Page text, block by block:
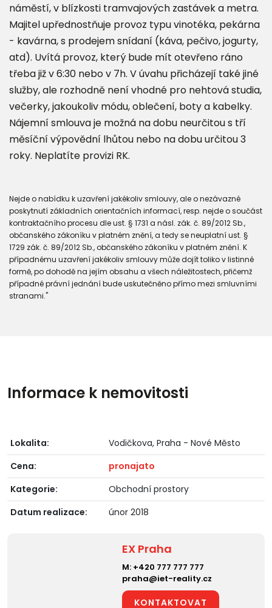
náměstí, v blízkosti tramvajových zastávek a metra.
Majitel upřednostňuje provoz typu vinotéka, pekárna
- kavárna, s prodejem snídaní (káva, pečivo, jogurty,
atd). Uvítá provoz, který bude mít otevřeno ráno
třeba již v 6:30 nebo v 7h. V úvahu přicházejí také jiné
služby, ale rozhodně není vhodné pro nehtová studia,
večerky, jakoukoliv módu, oblečení, boty a kabelky.
Nájemní smlouva je možná na dobu neurčitou s tří
měsíční výpovědní lhůtou nebo na dobu určitou 3
roky. Neplatíte provizi RK.
Nejde o nabídku k uzavření jakékoliv smlouvy, ale o nezávazné
poskytnutí základních orientačních informací, resp. nejde o součást
kontraktačního procesu dle ust. § 1731 a násl. zák. č. 89/2012 Sb.,
občanského zákoníku v platném znění, a tedy se neuplatní ust. §
1729 zák. č. 89/2012 Sb., občanského zákoníku v platném znění. K
případnému uzavření jakékoliv smlouvy může dojít toliko v listinné
formě, po dohodě na jejím obsahu a všech náležitostech, přičemž
případné právní jednání bude uskutečněno přímo mezi smluvními
stranami."
Informace k nemovitosti
Lokalita:
Vodičkova, Praha - Nové Město
Cena:
pronajato
Kategorie:
Obchodní prostory
Datum realizace:
únor 2018
EX Praha
M: +420 777 777 777
praha@iet-reality.cz
KONTAKTOVAT